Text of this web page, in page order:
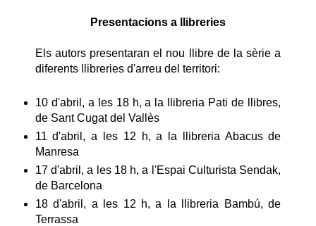
Presentacions a llibreries
Els autors presentaran el nou llibre de la sèrie a
diferents llibreries d'arreu del territori:
10 d'abril, a les 18 h, a la llibreria Pati de llibres,
de Sant Cugat del Vallès
11 d'abril, a les 12 h, a la llibreria Abacus de
Manresa
17 d'abril, a les 18 h, a l'Espai Culturista Sendak,
de Barcelona
18 d'abril, a les 12 h, a la llibreria Bambú, de
Terrassa